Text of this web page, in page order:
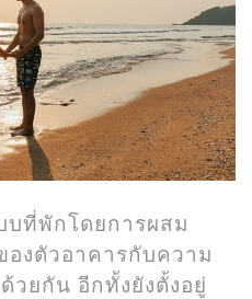
บที่พักโดยการผสม
งตัวอาคารกับความ
วยกัน อีกทั้งยังตั้งอยู่